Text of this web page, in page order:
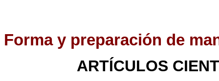
Formay preparación de
ARTÍCULOS